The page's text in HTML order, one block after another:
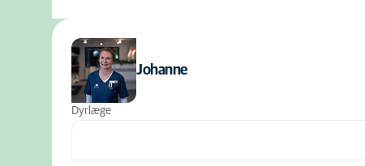
Johanne
Dyrlæge